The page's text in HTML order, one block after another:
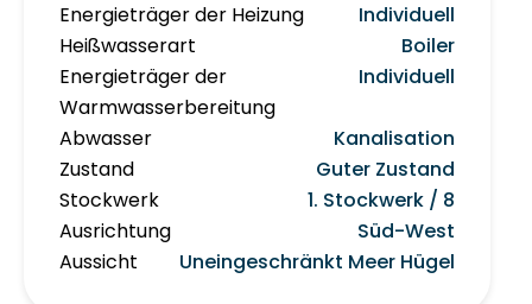
Energieträger der Heizung
Individuell
Heißwasserart
Boiler
Energieträger der
Warmwasserbereitung
Individuell
Abwasser
Kanalisation
Zustand
Guter Zustand
Stockwerk
1. Stockwerk / 8
Ausrichtung
Süd-West
Aussicht
Uneingeschränkt Meer Hügel